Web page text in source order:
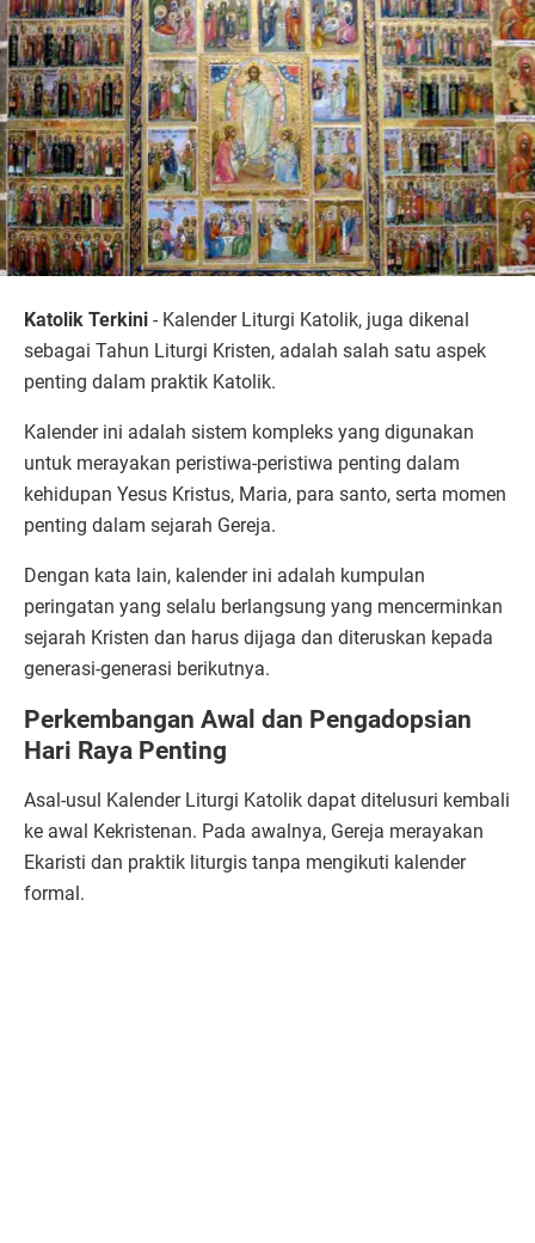
Katolik Terkini - Kalender Liturgi Katolik, juga dikenal
sebagai Tahun Liturgi Kristen, adalah salah satu aspek
penting dalam praktik Katolik.
Kalender ini adalah sistem kompleks yang digunakan
untuk merayakan peristiwa-peristiwa penting dalam
kehidupan Yesus Kristus, Maria, para santo, serta momen
penting dalam sejarah Gereja.
Dengan kata lain, kalender ini adalah kumpulan
peringatan yang selalu berlangsung yang mencerminkan
sejarah Kristen dan harus dijaga dan diteruskan kepada
generasi-generasi berikutnya.
Perkembangan Awal dan Pengadopsian
Hari Raya Penting
Asal-usul Kalender Liturgi Katolik dapat ditelusuri kembali
ke awal Kekristenan. Pada awalnya, Gereja merayakan
Ekaristi dan praktik liturgis tanpa mengikuti kalender
formal.